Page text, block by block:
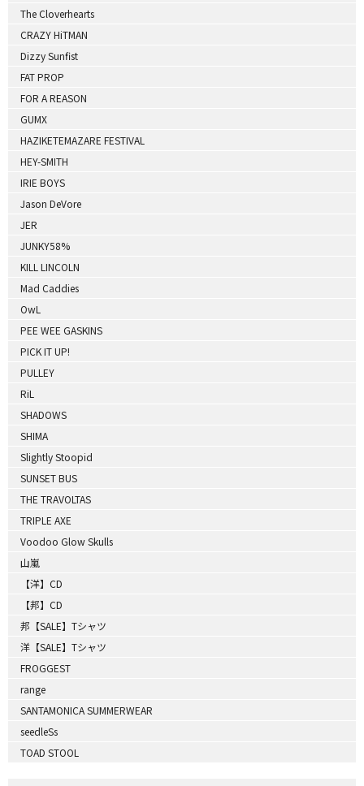
The Cloverhearts
CRAZY HiTMAN
Dizzy Sunfist
FAT PROP
FOR A REASON
GUMX
HAZIKETEMAZARE FESTIVAL
HEY-SMITH
IRIE BOYS
Jason DeVore
JER
JUNKY58%
KILL LINCOLN
Mad Caddies
OwL
PEE WEE GASKINS
PICK IT UP!
PULLEY
RiL
SHADOWS
SHIMA
Slightly Stoopid
SUNSET BUS
THE TRAVOLTAS
TRIPLE AXE
Voodoo Glow Skulls
山嵐
【洋】CD
【邦】CD
邦【SALE】Tシャツ
洋【SALE】Tシャツ
FROGGEST
range
SANTAMONICA SUMMERWEAR
seedleSs
TOAD STOOL